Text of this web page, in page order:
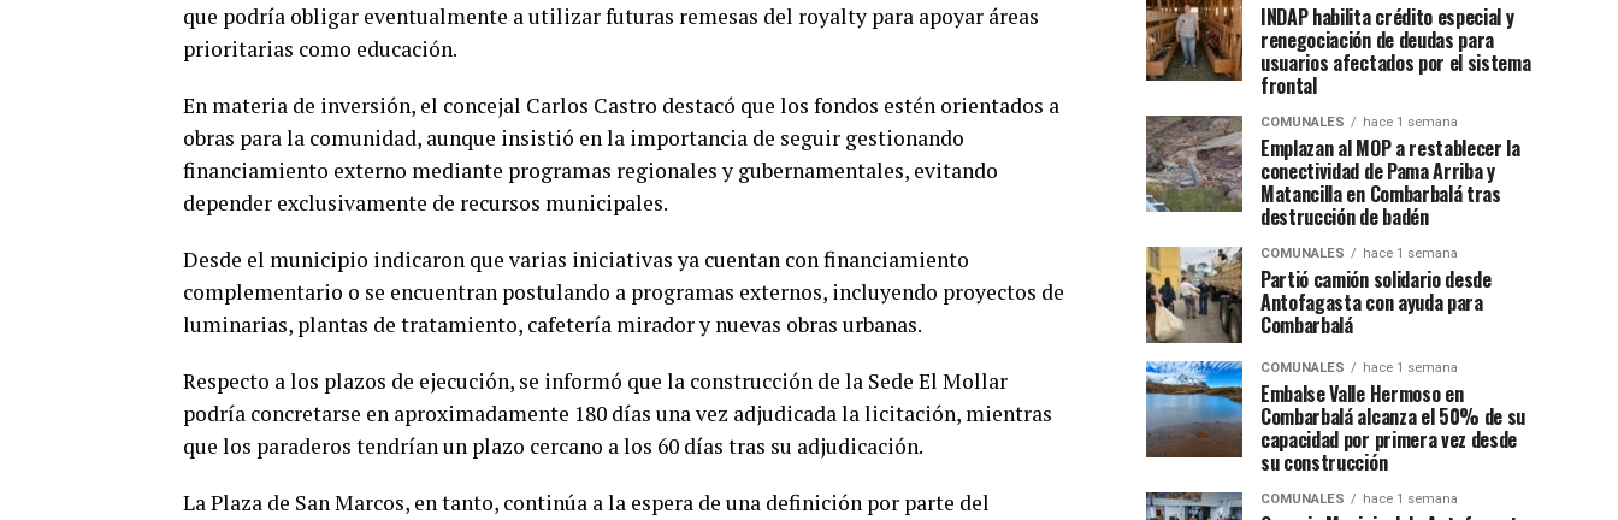
que podría obligar eventualmente a utilizar futuras remesas del royalty para apoyar áreas
prioritarias como educación.
En materia de inversión, el concejal Carlos Castro destacó que los fondos estén orientados a
obras para la comunidad, aunque insistió en la importancia de seguir gestionando
financiamiento externo mediante programas regionales y gubernamentales, evitando
depender exclusivamente de recursos municipales.
Desde el municipio indicaron que varias iniciativas ya cuentan con financiamiento
complementario o se encuentran postulando a programas externos, incluyendo proyectos de
luminarias, plantas de tratamiento, cafetería mirador y nuevas obras urbanas.
Respecto a los plazos de ejecución, se informó que la construcción de la Sede El Mollar
podría concretarse en aproximadamente 180 días una vez adjudicada la licitación, mientras
que los paraderos tendrían un plazo cercano a los 60 días tras su adjudicación.
La Plaza de San Marcos, en tanto, continúa a la espera de una definición por parte del
INDAP habilita crédito especial y
renegociación de deudas para
usuarios afectados por el sistema
frontal
COMUNALES hace 1 semana
Emplazan al MOP a restablecer la
conectividad de Pama Arriba y
Matancilla en Combarbalá tras
destrucción de badén
COMUNALES hace 1 semana
Partió camión solidario desde
Antofagasta con ayuda para
Combarbalá
COMUNALES hace 1 semana
Embalse Valle Hermoso en
Combarbalá alcanza el 50% de su
capacidad por primera vez desde
su construcción
COMUNALES hace 1 semana